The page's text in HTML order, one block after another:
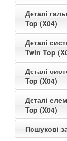
Деталі
Top (X04)
Деталі
Twin Top
Деталі
Top (X04)
Деталі
Top (X04)
Пошукові